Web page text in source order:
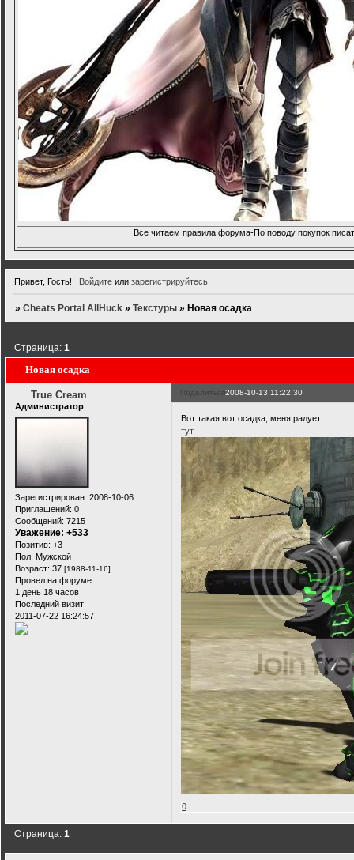
Все читаем правила форума-По поводу покупок
Привет, Гость! Войдитеили зарегистрируйтесь.
»Cheats Portal AllHuck »Текстуры » Новая осадка
Новая осадка
Страница:1
Поделиться2008-10-13 11:22:30
True Cream
Администратор
Зарегистрирован: 2008-10-06
Приглашений: 0
Сообщений: 7215
Уважение: +533
Позитив: +3
Пол: Мужской
Возраст: 37 [1988-11-16]
Провел на форуме:
1 день 18 часов
Последний визит:
2011-07-22 16:24:57
Вот такая вот осадка, меня радует.
тут
0
Страница:1